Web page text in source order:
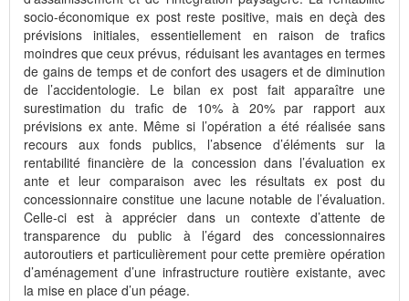
socio-économique ex post reste positive, mais en deçà des
prévisions initiales, essentiellement en raison de trafics
moindres que ceux prévus, réduisant les avantages en termes
de gains de temps et de confort des usagers et de diminution
de l’accidentologie. Le bilan ex post fait apparaître une
surestimation du trafic de 10% à 20% par rapport aux
prévisions ex ante. Même si l’opération a été réalisée sans
recours aux fonds publics, l’absence d’éléments sur la
rentabilité financière de la concession dans l’évaluation ex
ante et leur comparaison avec les résultats ex post du
concessionnaire constitue une lacune notable de l’évaluation.
Celle-ci est à apprécier dans un contexte d’attente de
transparence du public à l’égard des concessionnaires
autoroutiers et particulièrement pour cette première opération
d’aménagement d’une infrastructure routière existante, avec
la mise en place d’un péage.